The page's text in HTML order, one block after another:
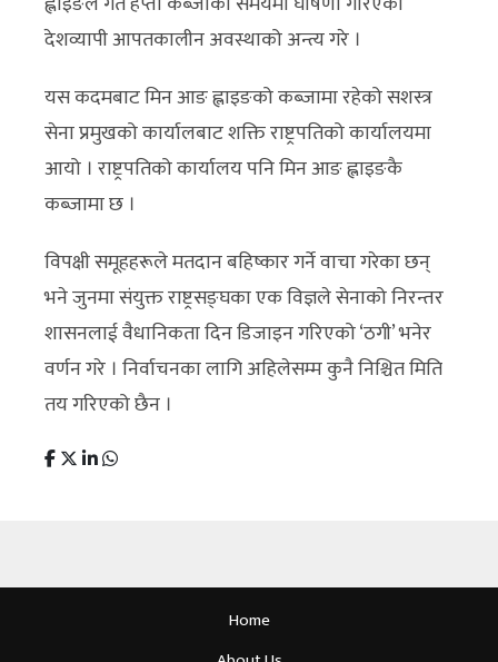
देशव्यापी आपतकालीन अवस्थाको अन्त्य गरे ।
यस कदमबाट मिन आङ ह्लाइङको कब्जामा रहेको सशस्त्र
सेना प्रमुखको कार्यालबाट शक्ति राष्ट्रपतिको कार्यालयमा
आयो । राष्ट्रपतिको कार्यालय पनि मिन आङ ह्लाइङकै
कब्जामा छ ।
विपक्षी समूहहरूले मतदान बहिष्कार गर्ने वाचा गरेका छन्
भने जुनमा संयुक्त राष्ट्रसङ्घका एक विज्ञले सेनाको निरन्तर
शासनलाई वैधानिकता दिन डिजाइन गरिएको ‘ठगी’ भनेर
वर्णन गरे । निर्वाचनका लागि अहिलेसम्म कुनै निश्चित मिति
तय गरिएको छैन ।
Home